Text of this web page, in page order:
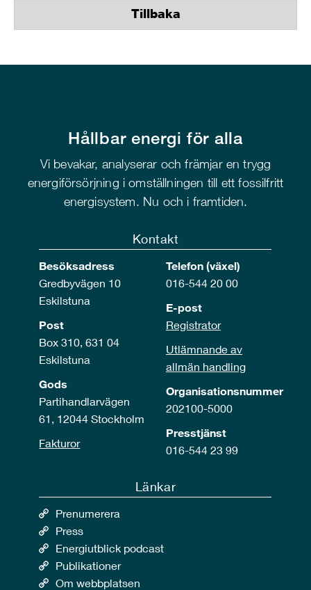
Tillbaka
Hållbar energi för alla
Vi bevakar, analyserar och främjar en trygg
energiförsörjning i omställningen till ett fossilfritt
energisystem. Nu och i framtiden.
Kontakt
Besöksadress
Gredbyvägen 10
Eskilstuna
Post
Box 310, 631 04
Eskilstuna
Gods
Partihandlarvägen
61, 12044 Stockholm
Fakturor
Telefon (växel)
016-544 20 00
E-post
Registrator
Utlämnande av
allmän handling
Organisationsnummer
202100-5000
Presstjänst
016-544 23 99
Länkar
Prenumerera
Press
Energiutblick podcast
Publikationer
Om webbplatsen